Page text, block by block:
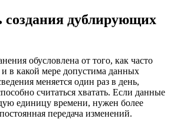
создания дублирующих
обусловлена от того, как часто
в какой мере допустима данных
меняется один раз в день,
считаться хватать. Если данные
единицу времени, нужен более
передача изменений.